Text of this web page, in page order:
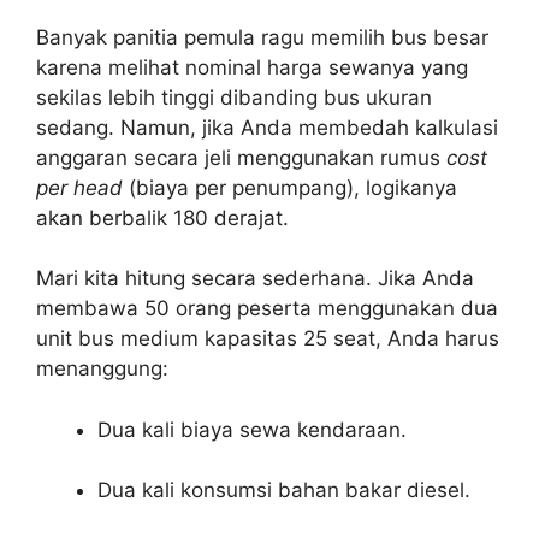
Banyak panitia pemula ragu memilih bus besar
karena melihat nominal harga sewanya yang
sekilas lebih tinggi dibanding bus ukuran
sedang. Namun, jika Anda membedah kalkulasi
anggaran secara jeli menggunakan rumus cost
per head (biaya per penumpang), logikanya
akan berbalik 180 derajat.
Mari kita hitung secara sederhana. Jika Anda
membawa 50 orang peserta menggunakan dua
unit bus medium kapasitas 25 seat, Anda harus
menanggung:
Dua kali biaya sewa kendaraan.
Dua kali konsumsi bahan bakar diesel.